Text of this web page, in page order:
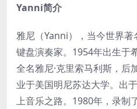
Yanni简介
雅尼（Yanni），当今世界
键盘演奏家。1954年出生于
全名雅尼·克里索马利斯，后
业于美国明尼苏达大学。出
上音乐之路。1980年，录制